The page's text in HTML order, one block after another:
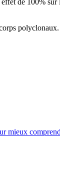
de 100% sur
polyclonaux.
mieux